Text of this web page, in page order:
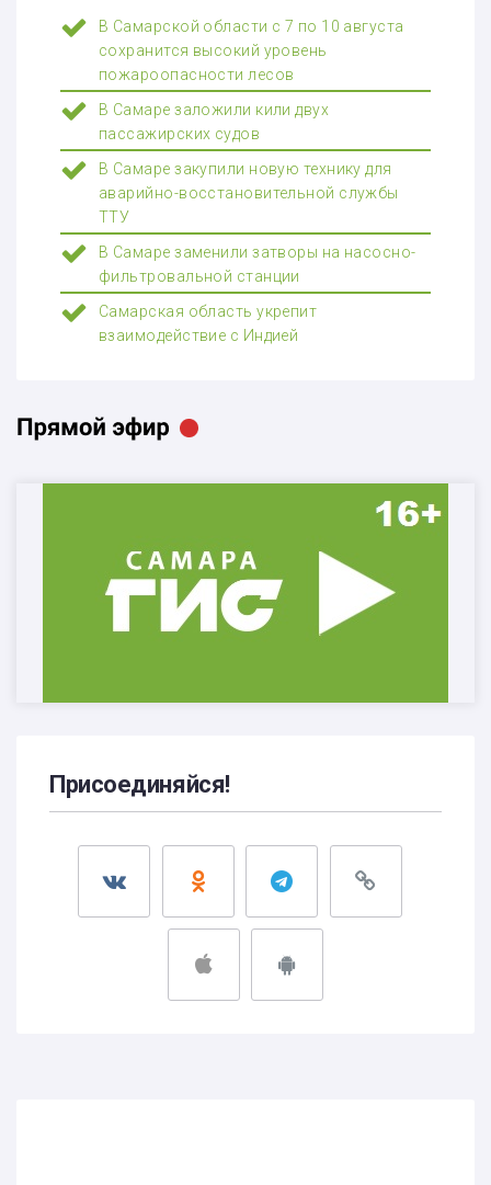
В Самарской области с 7 по 10 августа
сохранится высокий уровень
пожароопасности лесов
В Самаре заложили кили двух
пассажирских судов
В Самаре закупили новую технику для
аварийно-восстановительной службы
ТТУ
В Самаре заменили затворы на насосно-
фильтровальной станции
Самарская область укрепит
взаимодействие с Индией
Присоединяйся!